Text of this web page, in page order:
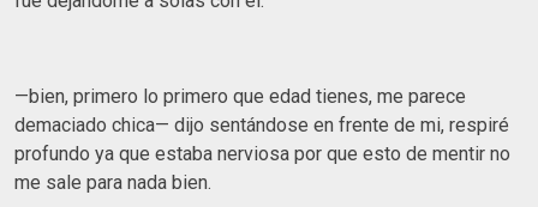
—bien, primero lo primero que edad tienes, me parece
demaciado chica— dijo sentándose en frente de mi, respiré
profundo ya que estaba nerviosa por que esto de mentir no
me sale para nada bien.